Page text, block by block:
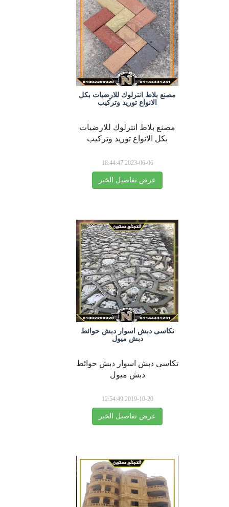
مصنع بلاط انترلوك للارضيات بكل
الانواع توريد وتركيب
مصنع بلاط انترلوك للارضيات
بكل الانواع توريد وتركيب
2023-06-06 18:44:47
عرض تفاصيل الخبر
تكاسى دبش اسوار دبش حوائط
دبش ميول
تكاسى دبش اسوار دبش حوائط
دبش ميول
2019-10-20 12:54:49
عرض تفاصيل الخبر